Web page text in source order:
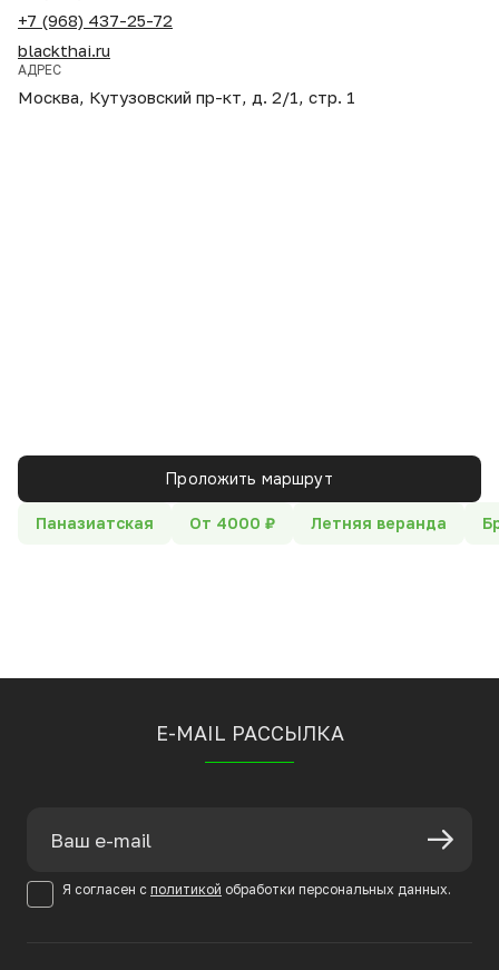
+7 (968) 437-25-72
blackthai.ru
АДРЕС
Москва, Кутузовский пр-кт, д. 2/1, стр. 1
Проложить маршрут
Паназиатская От 4000 ₽ Летняя веранда
E-MAIL РАССЫЛКА
Я согласен с политикой обработки персональных данных.